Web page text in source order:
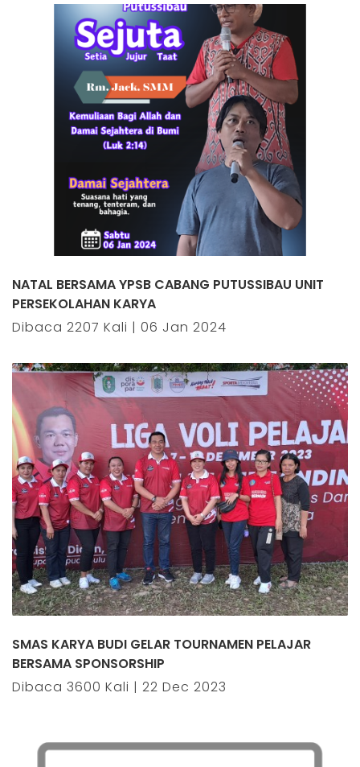
NATAL BERSAMA YPSB CABANG PUTUSSIBAU UNIT
PERSEKOLAHAN KARYA
Dibaca 2207 Kali | 06 Jan 2024
SMAS KARYA BUDI GELAR TOURNAMEN PELAJAR
BERSAMA SPONSORSHIP
Dibaca 3600 Kali | 22 Dec 2023